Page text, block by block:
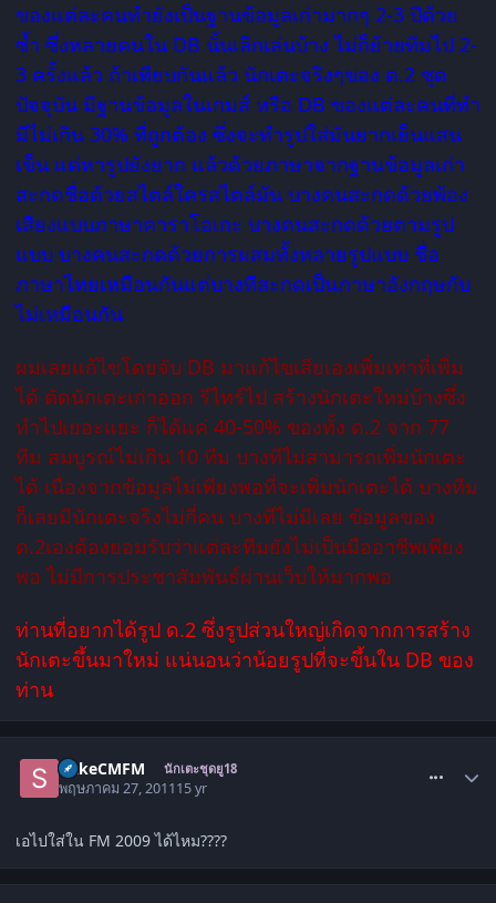
ของแต่ละคนทำยังเป็นฐานข้อมูลเก่ามากๆ 2-3 ปีด้วย
ซ้ำ ซึ่งหลายคนใน DB นั้นเลิกเล่นบ้าง ไม่ก็ย้ายทีมไป 2-
3 ครั้งแล้ว ถ้าเทียบกันแล้ว นักเตะจริงๆของ ด.2 ชุด
ปัจจุบัน มีฐานข้อมูลในเกมส์ หรือ DB ของแต่ละคนที่ทำ
มีไม่เกิน 30% ที่ถูกต้อง ซึ่งจะทำรูปใส่มันยากเย็นแสน
เข็น แค่หารูปยังยาก แล้วด้วยภาษาจากฐานข้อมูลเก่า
สะกดชื่อด้วยสไตล์ใครสไตล์มัน บางคนสะกดด้วยพ้อง
เสียงแบบภาษาคาราโอเกะ บางคนสะกดด้วยตามรูป
แบบ บางคนสะกดด้วยการผสมทั้งหลายรูปแบบ ชื่อ
ภาษาไทยเหมือนกันแต่บางทีสะกดเป็นภาษาอังกฤษกับ
ไม่เหมือนกัน
ผมเลยแก้ไขโดยจับ DB มาแก้ไขเสียเองเพิ่มเท่าที่เพิ่ม
ได้ ตัดนักเตะเก่าออก รีไทร์ไป สร้างนักเตะใหม่บ้างซึ่ง
ทำไปเยอะแยะ ก็ได้แค่ 40-50% ของทั้ง ด.2 จาก 77
ทีม สมบูรณ์ไม่เกิน 10 ทีม บางทีไม่สามารถเพิ่มนักเตะ
ได้ เนื่องจากข้อมูลไม่เพียงพอที่จะเพิ่มนักเตะได้ บางทีม
ก็เลยมีนักเตะจริงไม่กี่คน บางทีไม่มีเลย ข้อมูลของ
ด.2เองต้องยอมรับว่าแต่ละทีมยังไม่เป็นมืออาชีพเพียง
พอ ไม่มีการประชาสัมพันธ์ผ่านเว็บให้มากพอ
ท่านที่อยากได้รูป ด.2 ซึ่งรูปส่วนใหญ่เกิดจากการสร้าง
นักเตะขึ้นมาใหม่ แน่นอนว่าน้อยรูปที่จะขึ้นใน DB ของ
ท่าน
SAkeCMFM นักเตะชุดยู18
พฤษภาคม 27, 201115 yr
เอไปใส่ใน FM 2009 ได้ไหม????